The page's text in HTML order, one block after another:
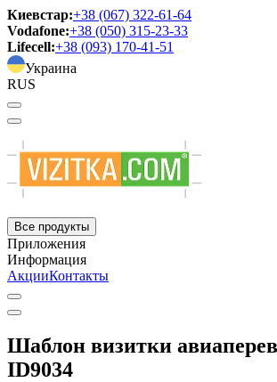
Киевстар:+38 (067) 322-61-64
Vodafone:+38 (050) 315-23-33
Lifecell:+38 (093) 170-41-51
Украина
RUS
Все продукты
Приложения
Информация
АкцииКонтакты
Шаблон визитки
ID9034